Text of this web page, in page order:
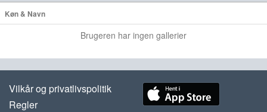
Køn & Navn
Brugeren har ingen gallerier
Vilkår og privatlivspolitik
Regler